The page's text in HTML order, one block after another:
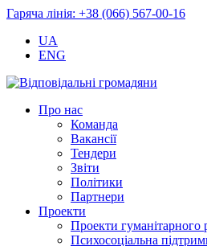
Гаряча лінія: +38 (066) 567-00-16
UA
ENG
Про нас
Команда
Вакансії
Тендери
Звіти
Політики
Партнери
Проекти
Проекти гуманітарного
Психосоціальна